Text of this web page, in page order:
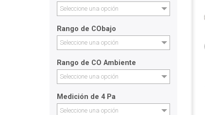
Seleccione una opción
Rango de CObajo
Seleccione una opción
Rango de CO Ambiente
Seleccione una opción
Medición de 4 Pa
Seleccione una opción